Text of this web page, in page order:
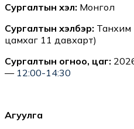
Сургалтын хэл: Монгол
Сургалтын хэлбэр: Танхим
цамхаг 11 давхарт)
Сургалтын огноо, цаг:
— 12:00-14:30
Агуулга